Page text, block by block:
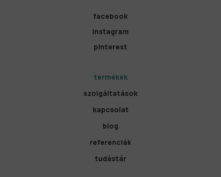
facebook
instagram
pinterest
termékek
szolgáltatások
kapcsolat
blog
referenciák
tudástár